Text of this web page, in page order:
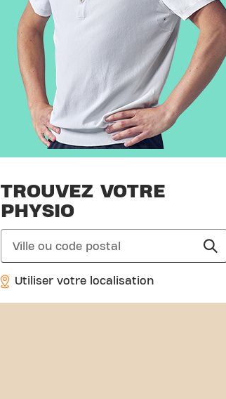
TROUVEZ VOTRE
PHYSIO
search
Utiliser votre localisation